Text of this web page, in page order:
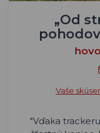
„Od
Vaše
"Vďaka